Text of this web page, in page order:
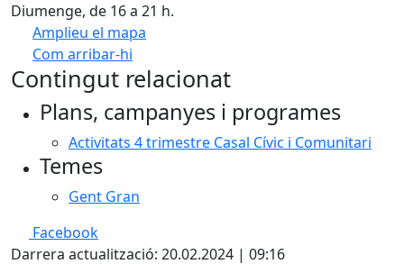
Diumenge, de 16 a 21 h.
Amplieu el mapa
Com arribar-hi
+
Contingut relacionat
Plans, campanyes i programes
Activitats 4 trimestre Casal Cívic i Comunitari
Temes
Gent Gran
Facebook
Darrera actualització: 20.02.2024 | 09:16